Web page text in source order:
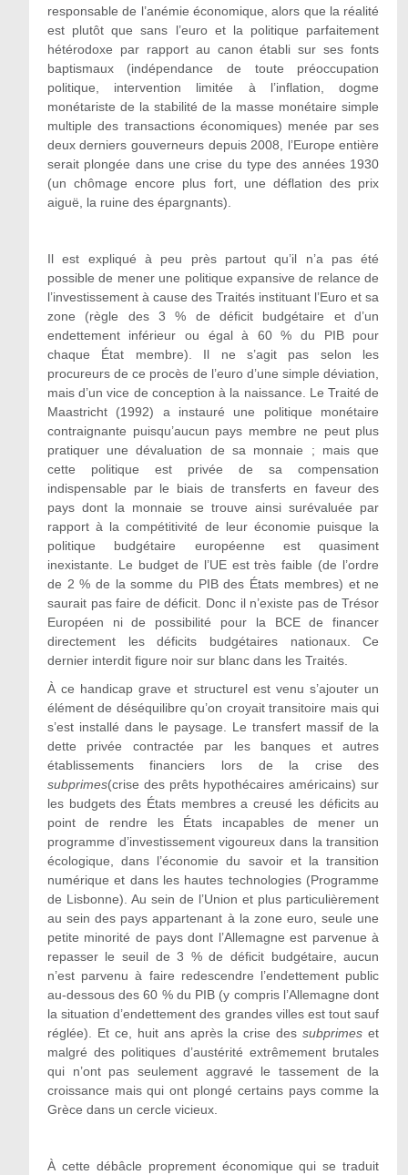
responsable de l’anémie économique, alors que la réalité
est plutôt que sans l’euro et la politique parfaitement
hétérodoxe par rapport au canon établi sur ses fonts
baptismaux (indépendance de toute préoccupation
politique, intervention limitée à l’inflation, dogme
monétariste de la stabilité de la masse monétaire simple
multiple des transactions économiques) menée par ses
deux derniers gouverneurs depuis 2008, l’Europe entière
serait plongée dans une crise du type des années 1930
(un chômage encore plus fort, une déflation des prix
aiguë, la ruine des épargnants).
Il est expliqué à peu près partout qu’il n’a pas été
possible de mener une politique expansive de relance de
l’investissement à cause des Traités instituant l’Euro et sa
zone (règle des 3 % de déficit budgétaire et d’un
endettement inférieur ou égal à 60 % du PIB pour
chaque État membre). Il ne s’agit pas selon les
procureurs de ce procès de l’euro d’une simple déviation,
mais d’un vice de conception à la naissance. Le Traité de
Maastricht (1992) a instauré une politique monétaire
contraignante puisqu’aucun pays membre ne peut plus
pratiquer une dévaluation de sa monnaie ; mais que
cette politique est privée de sa compensation
indispensable par le biais de transferts en faveur des
pays dont la monnaie se trouve ainsi surévaluée par
rapport à la compétitivité de leur économie puisque la
politique budgétaire européenne est quasiment
inexistante. Le budget de l’UE est très faible (de l’ordre
de 2 % de la somme du PIB des États membres) et ne
saurait pas faire de déficit. Donc il n’existe pas de Trésor
Européen ni de possibilité pour la BCE de financer
directement les déficits budgétaires nationaux. Ce
dernier interdit figure noir sur blanc dans les Traités.
À ce handicap grave et structurel est venu s’ajouter un
élément de déséquilibre qu’on croyait transitoire mais qui
s’est installé dans le paysage. Le transfert massif de la
dette privée contractée par les banques et autres
établissements financiers lors de la crise des
subprimes(crise des prêts hypothécaires américains) sur
les budgets des États membres a creusé les déficits au
point de rendre les États incapables de mener un
programme d’investissement vigoureux dans la transition
écologique, dans l’économie du savoir et la transition
numérique et dans les hautes technologies (Programme
de Lisbonne). Au sein de l’Union et plus particulièrement
au sein des pays appartenant à la zone euro, seule une
petite minorité de pays dont l’Allemagne est parvenue à
repasser le seuil de 3 % de déficit budgétaire, aucun
n’est parvenu à faire redescendre l’endettement public
au-dessous des 60 % du PIB (y compris l’Allemagne dont
la situation d’endettement des grandes villes est tout sauf
réglée). Et ce, huit ans après la crise dessubprimes et
malgré des politiques d’austérité extrêmement brutales
qui n’ont pas seulement aggravé le tassement de la
croissance mais qui ont plongé certains pays comme la
Grèce dans un cercle vicieux.
À cette débâcle proprement économique qui se traduit